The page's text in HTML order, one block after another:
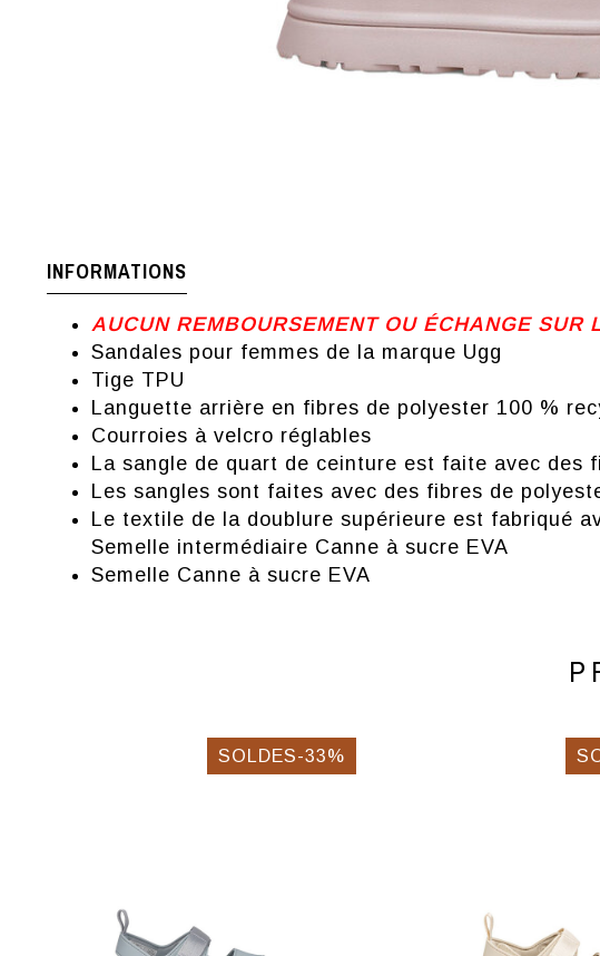
INFORMATIONS
AUCUN REMBOURSEMENT OU ÉCHANGE SUR
Sandales pour femmes de la marque Ugg
Tige TPU
Languette arrière en fibres de polyester 100 %
Courroies à velcro réglables
La sangle de quart de ceinture est faite avec des
Les sangles sont faites avec des fibres de
Le textile de la doublure supérieure est fabriqué
Semelle intermédiaire Canne à sucre EVA
Semelle Canne à sucre EVA
SOLDES-33%